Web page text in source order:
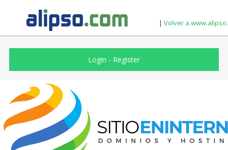
| Volver a
Login - Register